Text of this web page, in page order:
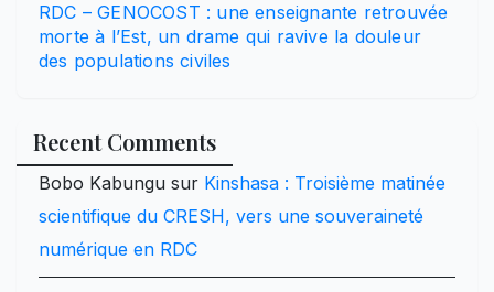
RDC – GENOCOST : une enseignante retrouvée
morte à l’Est, un drame qui ravive la douleur
des populations civiles
Recent Comments
Bobo Kabungu sur Kinshasa : Troisième matinée
scientifique du CRESH, vers une souveraineté
numérique en RDC